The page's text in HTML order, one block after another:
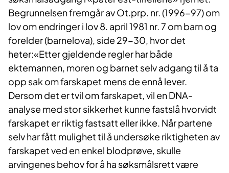
Begrunnelsen fremgår av Ot.prp. nr. (1996-97) om
lov om endringer i lov 8. april 1981 nr. 7 om barn og
forelder (barnelova), side 29-30, hvor det
heter:«Etter gjeldende regler har både
ektemannen, moren og barnet selv adgang til å ta
opp sak om farskapet mens de ennå lever.
Dersom det er tvil om farskapet, vil en DNA-
analyse med stor sikkerhet kunne fastslå hvorvidt
farskapet er riktig fastsatt eller ikke. Når partene
selv har fått mulighet til å undersøke riktigheten av
farskapet ved en enkel blodprøve, skulle
arvingenes behov for å ha søksmålsrett være